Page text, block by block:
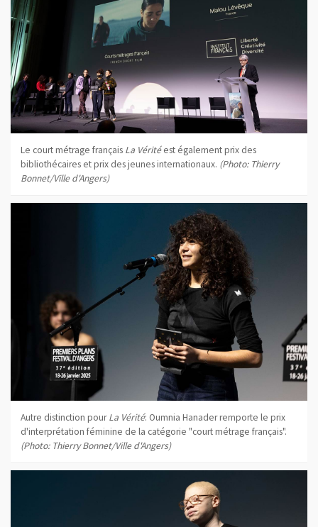
Le court métrage français La Véritéest également prix des
bibliothécaires et prix des jeunes internationaux. (Photo: Thierry
Bonnet/Ville d'Angers)
Autre distinction pourLa Vérité: Oumnia Hanader remporte le prix
d'interprétation féminine de la catégorie "court métrage français".
(Photo: Thierry Bonnet/Ville d'Angers)